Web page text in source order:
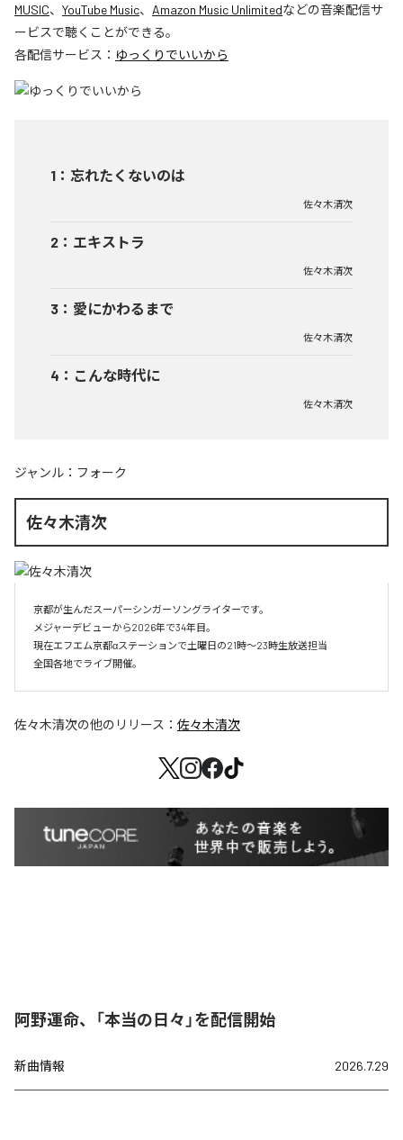
MUSIC、 YouTube Music、 Amazon Music Unlimitedなどの音楽配信サ
ービスで聴くことができる。
各配信サービス： ゆっくりでいいから
1 ： 忘れたくないのは
佐々木清次
2 ： エキストラ
佐々木清次
3 ： 愛にかわるまで
佐々木清次
4 ： こんな時代に
佐々木清次
ジャンル： フォーク
佐々木清次
京都が生んだスーパーシンガーソングライターです。
メジャーデビューから2026年で34年目。
現在エフエム京都αステーションで土曜日の21時～23時生放送担当
全国各地でライブ開催。
佐々木清次の他のリリース： 佐々木清次
阿野運命、「本当の日々」を配信開始
新曲情報 2026.7.29